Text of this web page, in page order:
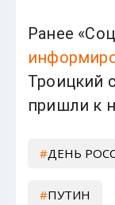
Ранее
Троицкий
пришли к
ДЕНЬ
ПУТИН